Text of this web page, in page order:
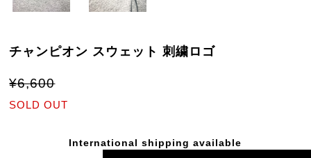
チャンピオン スウェット 刺繍ロゴ
¥6,600
SOLD OUT
International shipping available